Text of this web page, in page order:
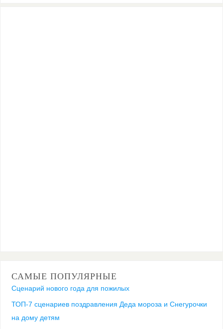
САМЫЕ ПОПУЛЯРНЫЕ
Сценарий нового года для пожилых
ТОП-7 сценариев поздравления Деда мороза и Снегурочки
на дому детям